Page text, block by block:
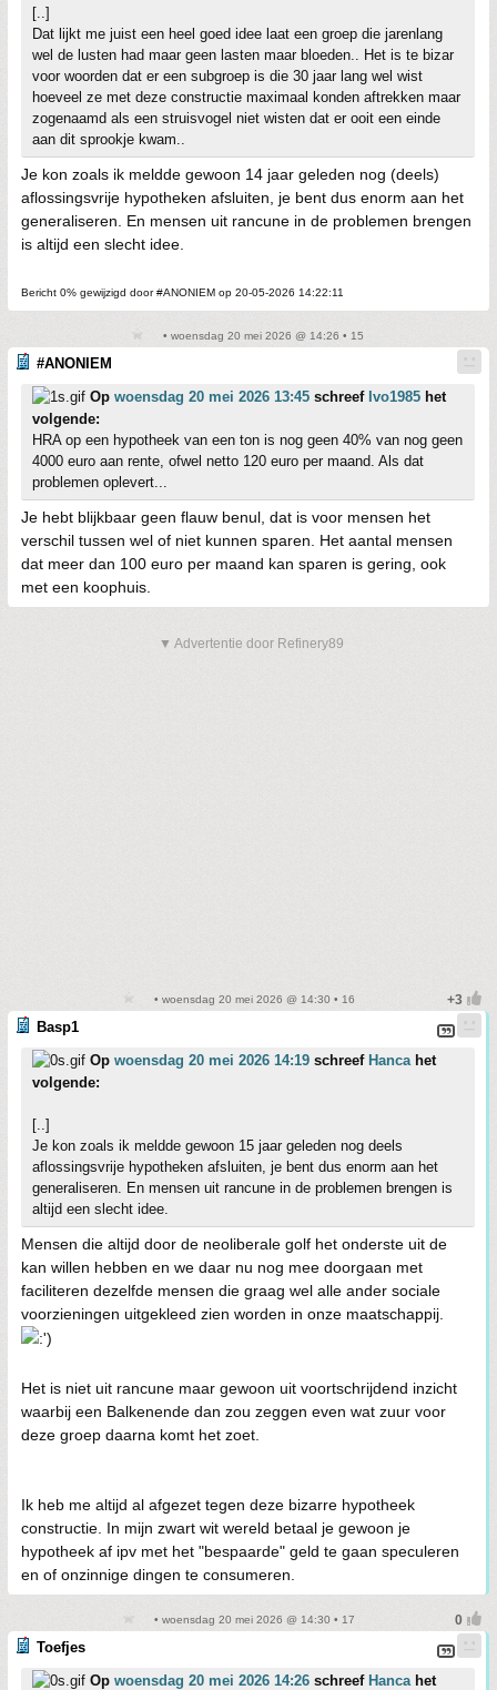
[..]
Dat lijkt me juist een heel goed idee laat een groep die jarenlang
wel de lusten had maar geen lasten maar bloeden.. Het is te bizar
voor woorden dat er een subgroep is die 30 jaar lang wel wist
hoeveel ze met deze constructie maximaal konden aftrekken maar
zogenaamd als een struisvogel niet wisten dat er ooit een einde
aan dit sprookje kwam..
Je kon zoals ik meldde gewoon 14 jaar geleden nog (deels)
aflossingsvrije hypotheken afsluiten, je bent dus enorm aan het
generaliseren. En mensen uit rancune in de problemen brengen
is altijd een slecht idee.
Bericht 0% gewijzigd door #ANONIEM op 20-05-2026 14:22:11
• woensdag 20 mei 2026 @ 14:26 • 15
#ANONIEM
Op woensdag 20 mei 2026 13:45 schreef Ivo1985 het
volgende:
HRA op een hypotheek van een ton is nog geen 40% van nog geen
4000 euro aan rente, ofwel netto 120 euro per maand. Als dat
problemen oplevert...
Je hebt blijkbaar geen flauw benul, dat is voor mensen het
verschil tussen wel of niet kunnen sparen. Het aantal mensen
dat meer dan 100 euro per maand kan sparen is gering, ook
met een koophuis.
▼ Advertentie door Refinery89
• woensdag 20 mei 2026 @ 14:30 • 16
Basp1
Op woensdag 20 mei 2026 14:19 schreef Hanca het
volgende:
[..]
Je kon zoals ik meldde gewoon 15 jaar geleden nog deels
aflossingsvrije hypotheken afsluiten, je bent dus enorm aan het
generaliseren. En mensen uit rancune in de problemen brengen is
altijd een slecht idee.
Mensen die altijd door de neoliberale golf het onderste uit de
kan willen hebben en we daar nu nog mee doorgaan met
faciliteren dezelfde mensen die graag wel alle ander sociale
voorzieningen uitgekleed zien worden in onze maatschappij.
Het is niet uit rancune maar gewoon uit voortschrijdend inzicht
waarbij een Balkenende dan zou zeggen even wat zuur voor
deze groep daarna komt het zoet.
Ik heb me altijd al afgezet tegen deze bizarre hypotheek
constructie. In mijn zwart wit wereld betaal je gewoon je
hypotheek af ipv met het "bespaarde" geld te gaan speculeren
en of onzinnige dingen te consumeren.
• woensdag 20 mei 2026 @ 14:30 • 17
Toefjes
Op woensdag 20 mei 2026 14:26 schreef Hanca het